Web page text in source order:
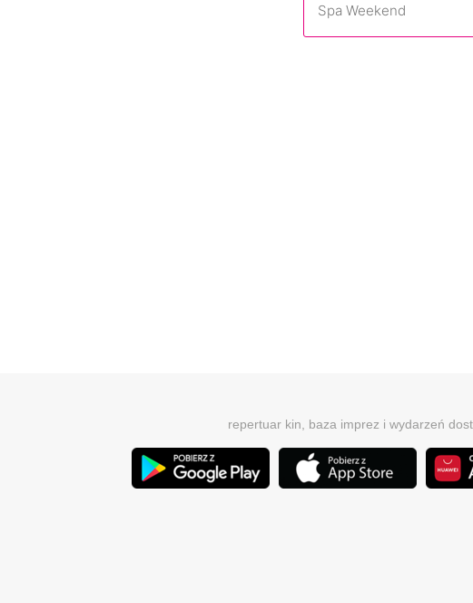
Spa Weekend
repertuar kin, baza imprez i wydarzeń